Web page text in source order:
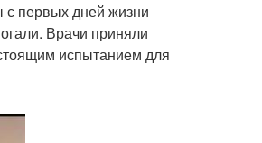
с первых дней жизни
Врачи приняли
испытанием для